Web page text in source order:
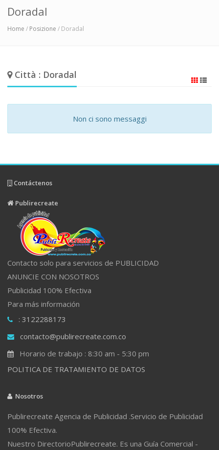
Doradal
Home / Posizione / Doradal
Città : Doradal
Non ci sono messaggi
Contáctenos
Publirecreate
Contacto solo para servicios de PUBLICIDAD
ANUNCIE CON NOSOTROS
Publicidad 100% Efectiva
Para más información
: 3122288173
contacto@publirecreate.com.co
Horario de trabajo : 8:30 am - 5:30 pm
POLITICA DE TRATAMIENTO DE DATOS
Nosotros
Publirecreate Agencia de Publicidad .Servicio de Publicidad
100% Efectiva.
Nuestro DirectorioPublirecreate. Es una Guía Comercial -